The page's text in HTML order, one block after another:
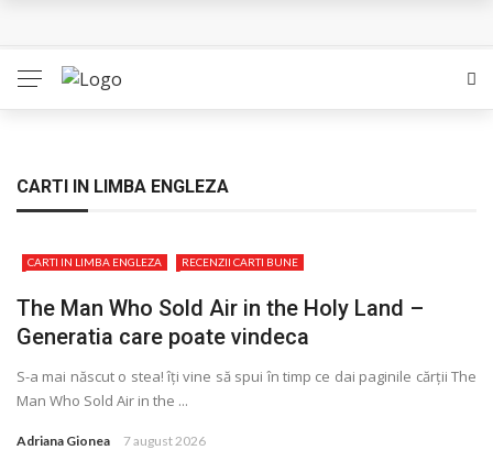
The Man Who Sold Air in the Holy Land – Generatia care
Luati-ma drept un vis. Povestiri in K. minor – Dor de Kafka
CARTI IN LIMBA ENGLEZA
CARTI IN LIMBA ENGLEZA RECENZII CARTI BUNE
The Man Who Sold Air in the Holy Land –
Generatia care poate vindeca
S-a mai născut o stea! îţi vine să spui în timp ce dai paginile cărţii The
Man Who Sold Air in the ...
Adriana Gionea 7 august 2026